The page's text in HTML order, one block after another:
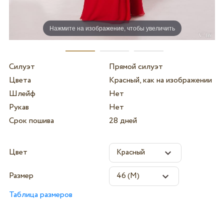
Нажмите на изображение, чтобы увеличить
Силуэт
Прямой силуэт
Цвета
Красный, как на изображении
Шлейф
Нет
Рукав
Нет
Срок пошива
28 дней
Цвет
Размер
Таблица размеров